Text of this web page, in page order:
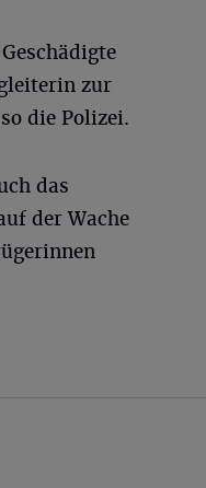
zur
die Polizei.
das
der Wache